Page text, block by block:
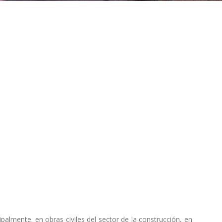
en obras civiles del sector de la construcción, en